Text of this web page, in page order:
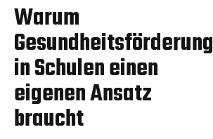
Warum
Gesundheitsförderung
in Schulen einen
eigenen Ansatz
braucht